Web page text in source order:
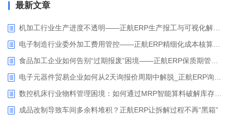
最新文章
成品改制导致车间多余料堆积？正航ERP让拆解过程不再“黑箱”